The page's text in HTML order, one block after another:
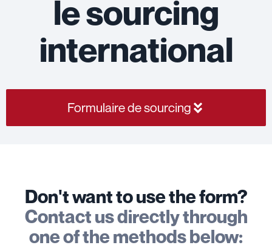
le sourcing
international
Formulaire de sourcing
Don't want to use the form?
Contact us directly through
one of the methods below: